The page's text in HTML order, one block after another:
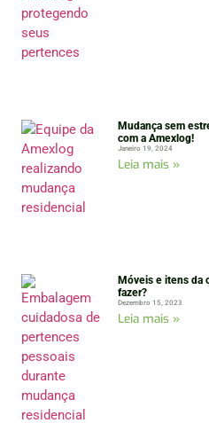
Mudança sem
com a Amexlog!
Janeiro 19, 2024
Leia mais »
Móveis e itens da
fazer?
Dezembro 15, 2023
Leia mais »